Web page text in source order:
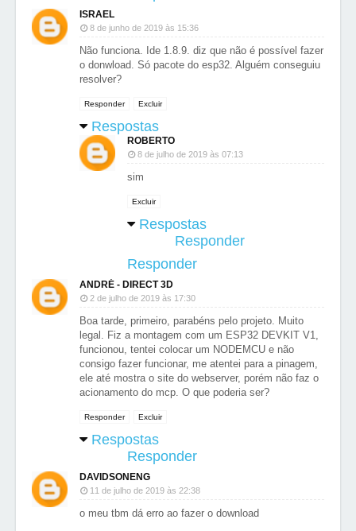
ISRAEL
8 de junho de 2019 às 15:36
Não funciona. Ide 1.8.9. diz que não é possível fazer
o donwload. Só pacote do esp32. Alguém conseguiu
resolver?
Responder Excluir
Respostas
ROBERTO
8 de julho de 2019 às 07:13
sim
Excluir
Respostas
Responder
Responder
ANDRÉ - DIRECT 3D
2 de julho de 2019 às 17:30
Boa tarde, primeiro, parabéns pelo projeto. Muito
legal. Fiz a montagem com um ESP32 DEVKIT V1,
funcionou, tentei colocar um NODEMCU e não
consigo fazer funcionar, me atentei para a pinagem,
ele até mostra o site do webserver, porém não faz o
acionamento do mcp. O que poderia ser?
Responder Excluir
Respostas
Responder
DAVIDSONENG
11 de julho de 2019 às 22:38
o meu tbm dá erro ao fazer o download